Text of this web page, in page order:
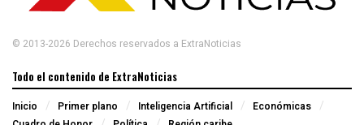
© 2013-2026 Derechos reservados a ExtraNoticias
Todo el contenido de ExtraNoticias
Inicio Primer plano Inteligencia Artificial
Económicas